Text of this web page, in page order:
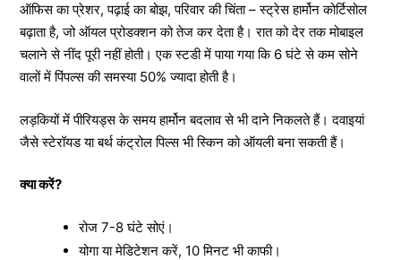
ऑफिस का प्रेशर, पढ़ाई का बोझ, परिवार की चिंता – स्ट्रेस हार्मोन कोर्टिसोल
बढ़ाता है, जो ऑयल प्रोडक्शन को तेज कर देता है। रात को देर तक मोबाइल
चलाने से नींद पूरी नहीं होती। एक स्टडी में पाया गया कि 6 घंटे से कम सोने
वालों में पिंपल्स की समस्या 50% ज्यादा होती है।
लड़कियों में पीरियड्स के समय हार्मोन बदलाव से भी दाने निकलते हैं। दवाइयां
जैसे स्टेरॉयड या बर्थ कंट्रोल पिल्स भी स्किन को ऑयली बना सकती हैं।
क्या करें?
रोज 7-8 घंटे सोएं।
योगा या मेडिटेशन करें, 10 मिनट भी काफी।